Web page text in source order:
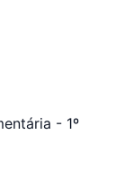
- 1º